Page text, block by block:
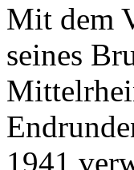
Mit dem
seines
1941